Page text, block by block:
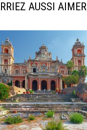
AUSSI AIMER